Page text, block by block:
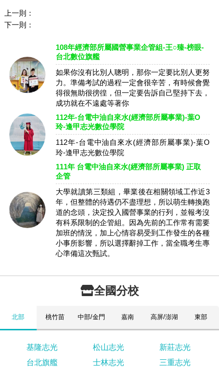
上一則：
下一則：
108年經濟部所屬國營事業企管組-王○臻-榜眼-
台北數位旗艦
如果你沒有比別人聰明，那你一定要比別人更努
力。準備考試的過程一定會很辛苦，有時候會覺
得很無助很徬徨，但一定要告訴自己堅持下去，
成功就在不遠處等著你
112年-台電中油自來水(經濟部所屬事業)-葉O
玲-逢甲志光數位學院
112年-台電中油自來水(經濟部所屬事業)-葉O
玲-逢甲志光數位學院
111年 台電中油自來水(經濟部所屬事業) 正取
企管
大學就讀第三類組，畢業後在相關領域工作近3
年，但整體的待遇仍不盡理想，所以萌生轉換跑
道的念頭，決定投入國營事業的行列，並報考沒
有科系限制的企管組。因為先前的工作常有需要
加班的情況，加上心情容易受到工作發生的各種
小事所影響，所以選擇辭掉工作，當全職考生專
心準備這次甄試。
全國分校
北部 桃竹苗 中部/金門 嘉南 高屏/澎湖 東部
基隆志光 松山志光
新莊志光
台北旗艦
士林志光 三重志光